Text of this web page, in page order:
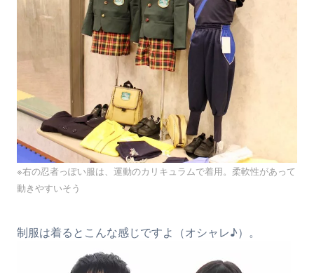
※右の忍者っぽい服は、運動のカリキュラムで着用。柔軟性があって
動きやすいそう
制服は着るとこんな感じですよ（オシャレ♪）。